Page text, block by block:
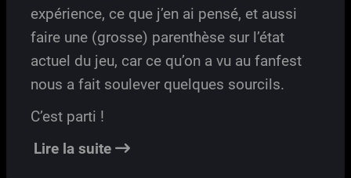
expérience, ce que j’en ai pensé, et aussi
faire une (grosse) parenthèse sur l’état
actuel du jeu, car ce qu’on a vu au fanfest
nous a fait soulever quelques sourcils.
C’est parti !
Lire la suite